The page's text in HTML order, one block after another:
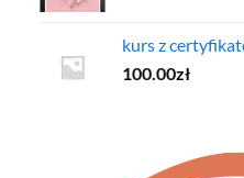
kurs z
100.00zł